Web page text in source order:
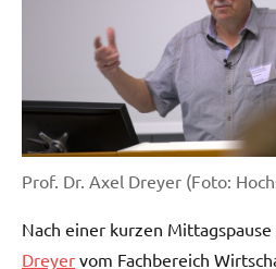
Prof. Dr. Axel Dreyer (Foto:
Nach einer kurzen
Dreyer vom Fachbereich